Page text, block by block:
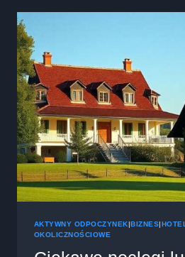
AKTYWNY ODPOCZYNEK|BIZNES|
OKOLICZNOŚCIOWE